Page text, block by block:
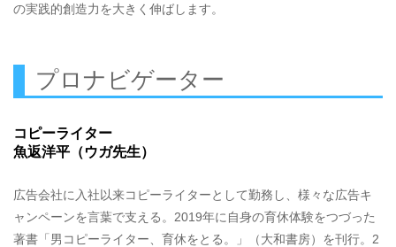
の実践的創造力を大きく伸ばします。
プロナビゲーター
コピーライター
魚返洋平（ウガ先生）
広告会社に入社以来コピーライターとして勤務し、様々な広告キ
ャンペーンを言葉で支える。2019年に自身の育休体験をつづった
著書「男コピーライター、育休をとる。」（大和書房）を刊行。2